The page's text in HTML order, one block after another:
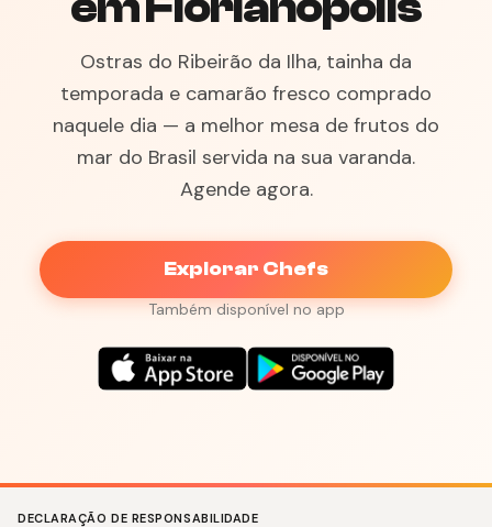
Ostras do Ribeirão da Ilha, tainha da
temporada e camarão fresco comprado
naquele dia — a melhor mesa de frutos do
mar do Brasil servida na sua varanda.
Agende agora.
Explorar Chefs
Também disponível no app
DECLARAÇÃO DE RESPONSABILIDADE